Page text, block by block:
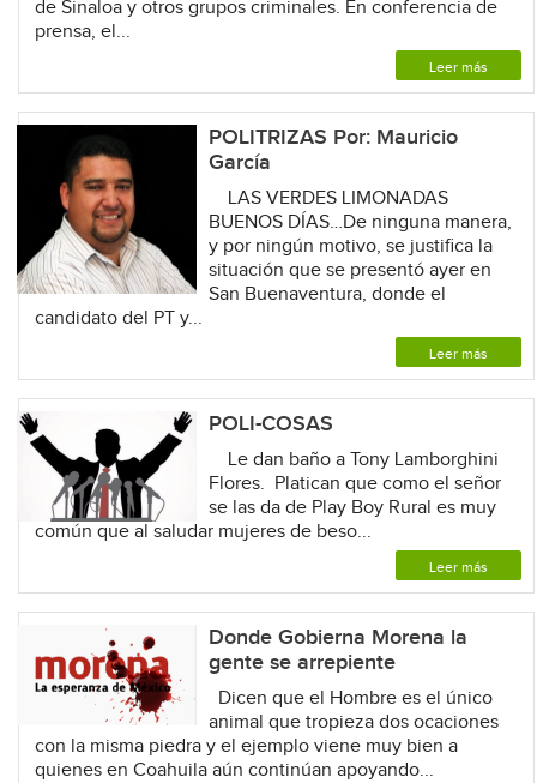
de Sinaloa y otros grupos criminales. En conferencia de
prensa, el...
Leer más
POLITRIZAS Por: Mauricio
García
LAS VERDES LIMONADAS
BUENOS DÍAS…De ninguna manera,
y por ningún motivo, se justifica la
situación que se presentó ayer en
San Buenaventura, donde el
candidato del PT y...
Leer más
POLI-COSAS
Le dan baño a Tony Lamborghini
Flores. Platican que como el señor
se las da de Play Boy Rural es muy
común que al saludar mujeres de beso...
Leer más
Donde Gobierna Morena la
gente se arrepiente
Dicen que el Hombre es el único
animal que tropieza dos ocaciones
con la misma piedra y el ejemplo viene muy bien a
quienes en Coahuila aún continúan apoyando...